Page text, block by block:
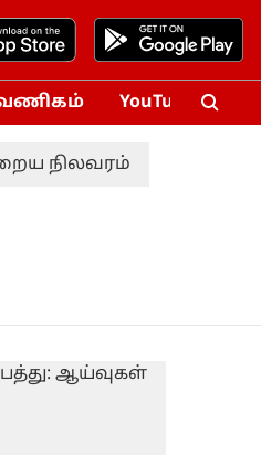
YouTube
நிலவரம்